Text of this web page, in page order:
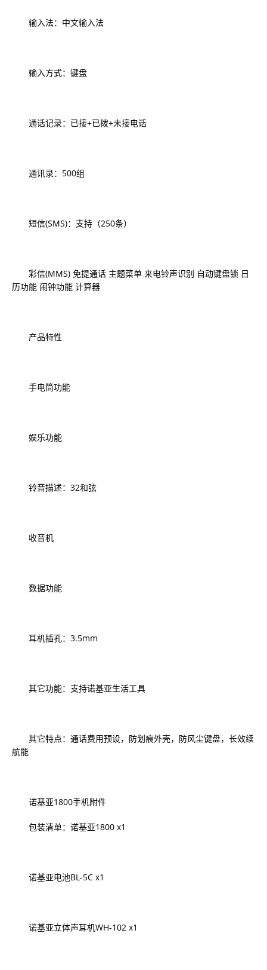
输入法：中文输入法
输入方式：键盘
通话记录：已接+已拨+未接电话
通讯录：500组
短信(SMS)：支持（250条）
彩信(MMS) 免提通话 主题菜单 来电铃声识别 自动键盘锁 日
历功能 闹钟功能 计算器
产品特性
手电筒功能
娱乐功能
铃音描述：32和弦
收音机
数据功能
耳机插孔：3.5mm
其它功能：支持诺基亚生活工具
其它特点：通话费用预设，防划痕外壳，防风尘键盘，长效续
航能
诺基亚1800手机附件
包装清单：诺基亚1800 x1
诺基亚电池BL-5C x1
诺基亚立体声耳机WH-102 x1